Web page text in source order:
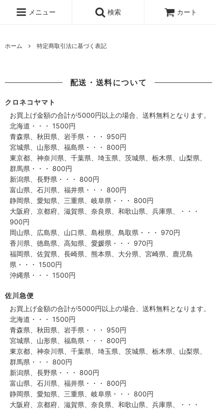
メニュー 検索 カート
ホーム 特定商取引法に基づく表記
配送・送料について
クロネコヤマト
お買上げ金額の合計が5000円以上の場合、送料無料となります。
北海道・・・ 1500円
青森県、秋田県、岩手県・・・ 950円
宮城県、山形県、福島県・・・ 800円
東京都、神奈川県、千葉県、埼玉県、茨城県、栃木県、山梨県、
群馬県・・・ 800円
新潟県、長野県・・・ 800円
富山県、石川県、福井県・・・ 800円
静岡県、愛知県、三重県、岐阜県・・・ 800円
大阪府、京都府、滋賀県、奈良県、和歌山県、兵庫県、・・・
900円
岡山県、広島県、山口県、島根県、鳥取県・・・ 970円
香川県、徳島県、高知県、愛媛県・・・ 970円
福岡県、佐賀県、長崎県、熊本県、大分県、宮崎県、鹿児島
県・・・ 1500円
沖縄県・・・ 1500円
佐川急便
お買上げ金額の合計が5000円以上の場合、送料無料となります。
北海道・・・ 1500円
青森県、秋田県、岩手県・・・ 950円
宮城県、山形県、福島県・・・ 800円
東京都、神奈川県、千葉県、埼玉県、茨城県、栃木県、山梨県、
群馬県・・・ 800円
新潟県、長野県・・・ 800円
富山県、石川県、福井県・・・ 800円
静岡県、愛知県、三重県、岐阜県・・・ 800円
大阪府、京都府、滋賀県、奈良県、和歌山県、兵庫県、・・・